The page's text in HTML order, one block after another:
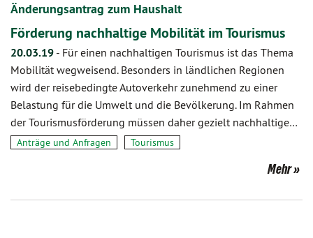
Änderungsantrag zum Haushalt
Förderung nachhaltige Mobilität im Tourismus
20.03.19 - Für einen nachhaltigen Tourismus ist das Thema
Mobilität wegweisend. Besonders in ländlichen Regionen
wird der reisebedingte Autoverkehr zunehmend zu einer
Belastung für die Umwelt und die Bevölkerung. Im Rahmen
der Tourismusförderung müssen daher gezielt nachhaltige…
Anträge und Anfragen Tourismus
Mehr